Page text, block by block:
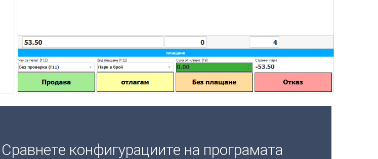
Сравнете конфигурациите на програмата